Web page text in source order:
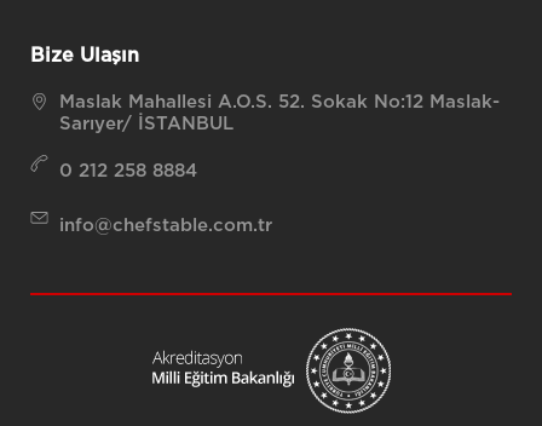
Bize Ulaşın
Maslak Mahallesi A.O.S. 52. Sokak No:12 Maslak-
Sarıyer/ İSTANBUL
0 212 258 8884
info@chefstable.com.tr